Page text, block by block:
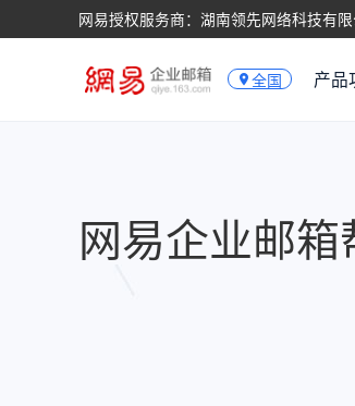
网易授权服务商：湖南领先网络科技有
全国 产品
网易企业邮